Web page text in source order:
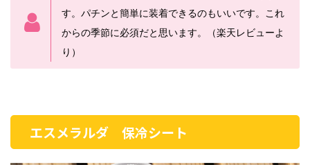
す。パチンと簡単に装着できるのもいいです。これ
からの季節に必須だと思います。（楽天レビューよ
り）
エスメラルダ 保冷シート